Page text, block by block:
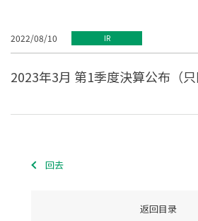
2022/08/10 IR
2023年3月 第1季度決算公布（只
回去
返回目录